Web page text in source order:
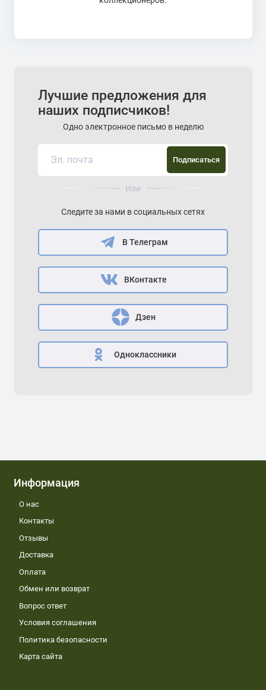
Лучшие предложения для
наших подписчиков!
Одно электронное письмо в неделю
Подписаться
Или
Следите за нами в социальных сетях
В Телеграм
ВКонтакте
Дзен
Одноклассники
Информация
О нас
Контакты
Отзывы
Доставка
Оплата
Обмен или возврат
Вопрос ответ
Условия соглашения
Политика безопасности
Карта сайта